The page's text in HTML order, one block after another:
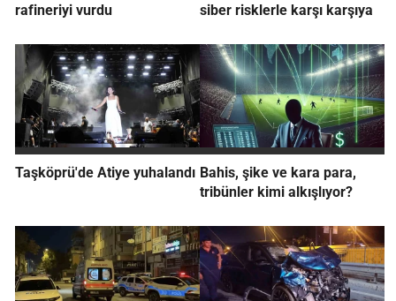
rafineriyi vurdu
siber risklerle karşı karşıya
Taşköprü'de Atiye yuhalandı Bahis, şike ve kara para,
tribünler kimi alkışlıyor?